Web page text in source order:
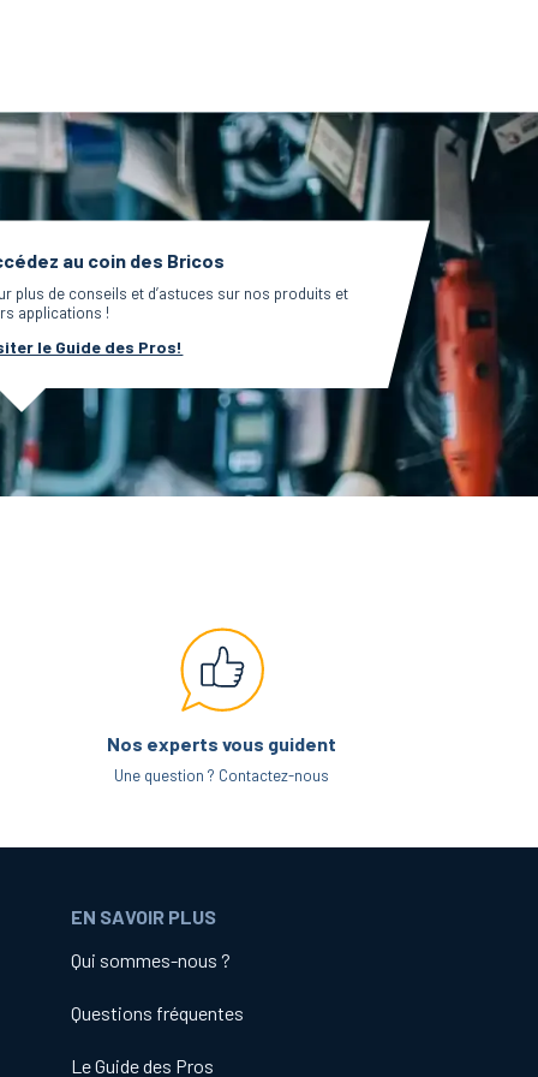
au coin des Bricos
plus de conseils et d’astuces sur nos produits et
applications !
le Guide des Pros!
Nos experts vous guident
Une question ? Contactez-nous
EN SAVOIR PLUS
Qui sommes-nous ?
Questions fréquentes
Le Guide des Pros